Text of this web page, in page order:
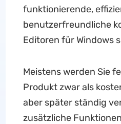
funktionierende,
benutzerfreundliche
Editoren für Windows
Meistens werden Sie
Produkt zwar als
aber später ständig
zusätzliche